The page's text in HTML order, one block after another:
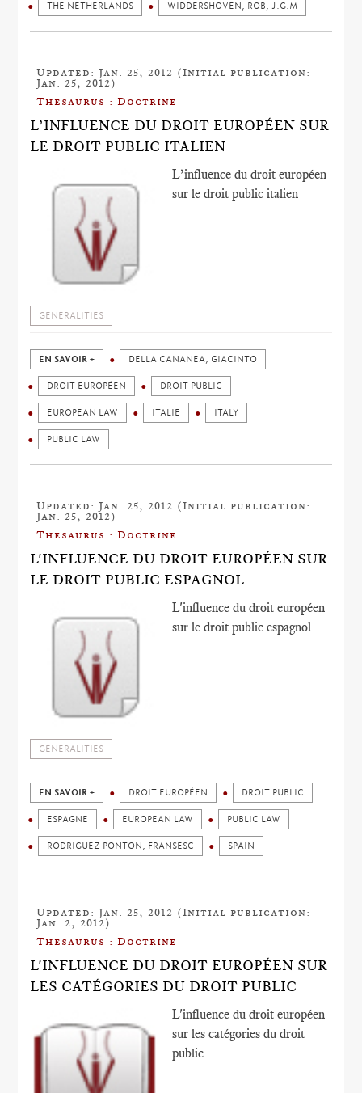
THE NETHERLANDS WIDDERSHOVEN, ROB, J.G.M
Updated: Jan. 25, 2012 (Initial publication:
Jan. 25, 2012)
Thesaurus : Doctrine
L’INFLUENCE DU DROIT EUROPÉEN SUR
LE DROIT PUBLIC ITALIEN
L’influence du droit européen
sur le droit public italien
GENERALITIES
EN SAVOIR + DELLA CANANEA, GIACINTO
DROIT EUROPÉEN DROIT PUBLIC
EUROPEAN LAW ITALIE ITALY
PUBLIC LAW
Updated: Jan. 25, 2012 (Initial publication:
Jan. 25, 2012)
Thesaurus : Doctrine
L'INFLUENCE DU DROIT EUROPÉEN SUR
LE DROIT PUBLIC ESPAGNOL
L'influence du droit européen
sur le droit public espagnol
GENERALITIES
EN SAVOIR + DROIT EUROPÉEN DROIT PUBLIC
ESPAGNE EUROPEAN LAW PUBLIC LAW
RODRIGUEZ PONTON, FRANSESC SPAIN
Updated: Jan. 25, 2012 (Initial publication:
Jan. 2, 2012)
Thesaurus : Doctrine
L'INFLUENCE DU DROIT EUROPÉEN SUR
LES CATÉGORIES DU DROIT PUBLIC
L'influence du droit européen
sur les catégories du droit
public